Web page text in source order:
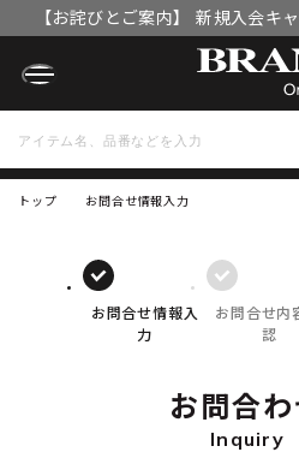
【お詫びとご案内】 新規入会キ
OFFクーポン」付与漏
トップ お問合せ情報入力
お問合せ情報入
力
お問合せ内
認
お問合
Inquiry